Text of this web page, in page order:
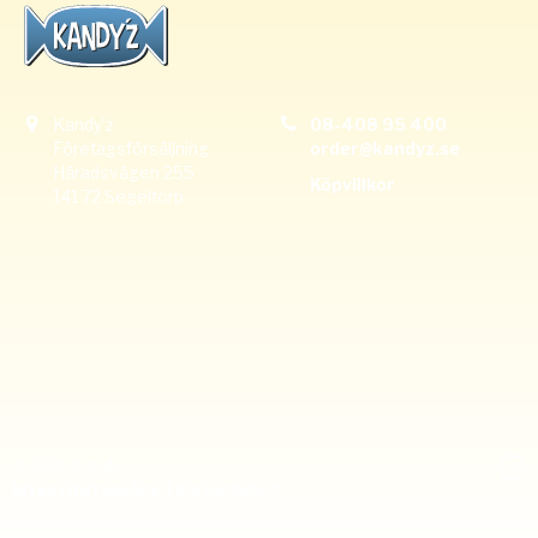
Kandyz
Företagsförsäljning
Häradsvägen 255
141 72 Segeltorp
08-408 95 400
order@kandyz.se
Köpvillkor